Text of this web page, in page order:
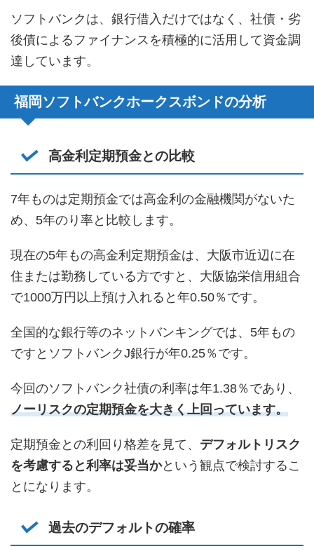
ソフトバンクは、銀行借入だけではなく、社債・劣
後債によるファイナンスを積極的に活用して資金調
達しています。
福岡ソフトバンクホークスボンドの分析
高金利定期預金との比較
7年ものは定期預金では高金利の金融機関がないた
め、5年のり率と比較します。
現在の5年もの高金利定期預金は、大阪市近辺に在
住または勤務している方ですと、大阪協栄信用組合
で1000万円以上預け入れると年0.50％です。
全国的な銀行等のネットバンキングでは、5年もの
ですとソフトバンクJ銀行が年0.25％です。
今回のソフトバンク社債の利率は年1.38％であり、
ノーリスクの定期預金を大きく上回っています。
定期預金との利回り格差を見て、 デフォルトリスク
を考慮すると利率は妥当かという観点で検討するこ
とになります。
過去のデフォルトの確率